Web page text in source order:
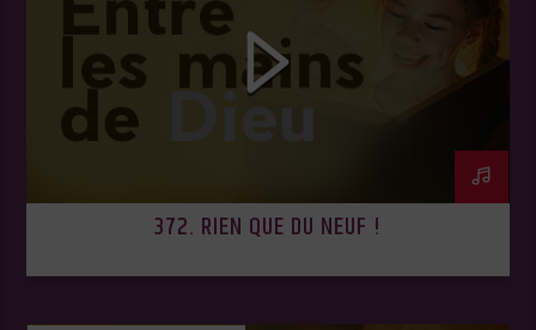
372. RIEN QUE DU NEUF !